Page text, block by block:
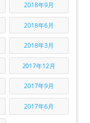
2018年9月
2018年6月
2018年3月
2017年12月
2017年9月
2017年6月